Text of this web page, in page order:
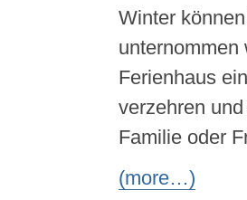
Winter
unternommen
Ferienhaus
verzehren
Familie oder
(more…)